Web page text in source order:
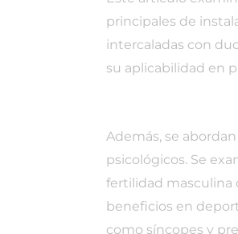
principales de
intercaladas con
su aplicabilidad en
Además, se
psicológicos. Se
fertilidad masculina
beneficios en
como síncopes y